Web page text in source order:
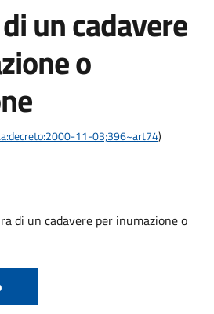
un cadavere
o
11-03;396~art74)
di un cadavere per inumazione o